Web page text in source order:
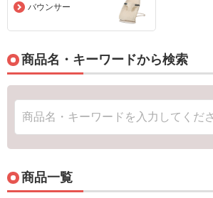
バウンサー
商品名・キーワードから検索
商品一覧